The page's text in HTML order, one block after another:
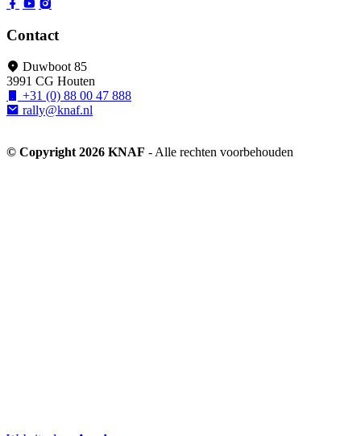
Contact
Duwboot 85
3991 CG Houten
+31 (0) 88 00 47 888
rally@knaf.nl
© Copyright 2026 KNAF - Alle rechten voorbehouden